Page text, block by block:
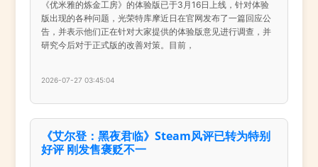
《优米雅的炼金工房》的体验版已于3月16日上线，针对体验
版出现的各种问题，光荣特库摩近日在官网发布了一篇回应公
告，并表示他们正在针对大家提供的体验版意见进行调查，并
研究今后对于正式版的改善对策。目前，
2026-07-27 03:45:04
《艾尔登：黑夜君临》Steam风评已转为特别
好评 刚发售褒贬不一